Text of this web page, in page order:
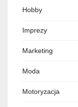
Hobby
Imprezy
Marketing
Moda
Motoryzacja